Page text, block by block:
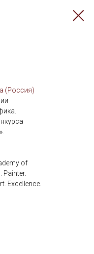
(Россия)
of
Excellence.